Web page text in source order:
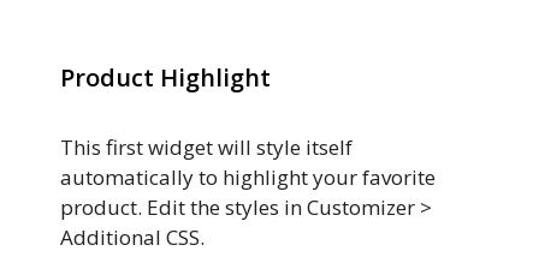
Product Highlight
This first widget will style itself
automatically to highlight your favorite
product. Edit the styles in Customizer >
Additional CSS.